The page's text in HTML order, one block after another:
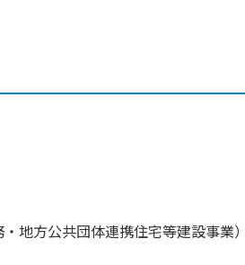
地方公共団体連携住宅等建設事業）